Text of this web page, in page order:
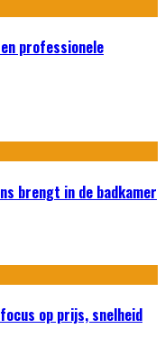
professionele
brengt in de badkamer
op prijs, snelheid